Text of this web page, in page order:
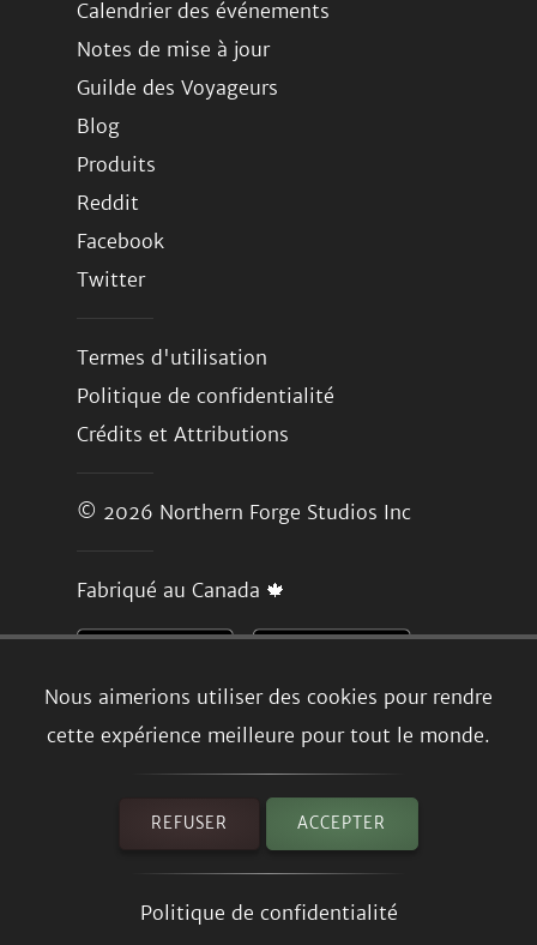
Nous aimerions utiliser des cookies pour rendre
cette expérience meilleure pour tout le monde.
REFUSER ACCEPTER
Politique de confidentialité
Calendrier des événements
Notes de mise à jour
Guilde des Voyageurs
Blog
Produits
Reddit
Facebook
Twitter
Termes d'utilisation
Politique de confidentialité
Crédits et Attributions
© 2026 Northern Forge Studios Inc
Fabriqué au Canada 🍁